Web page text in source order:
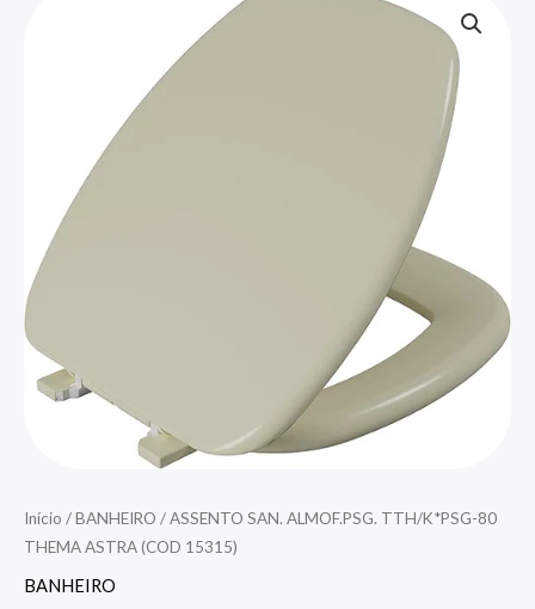
Início /BANHEIRO / ASSENTO SAN. ALMOF.PSG. TTH/K*PSG-80
THEMA ASTRA (COD 15315)
BANHEIRO